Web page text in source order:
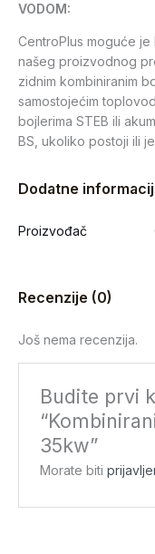
VODOM:
CentroPlus moguće
našeg proizvodnog
zidnim kombiniranim
samostojećim
bojlerima STEB ili
BS, ukoliko postoji ili
Dodatne
Proizvođač
Recenzije (0)
Još nema recenzija.
Budite prvi
35kw”
Morate biti